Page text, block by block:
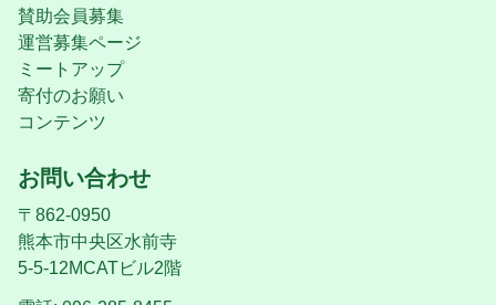
賛助会員募集
運営募集ページ
ミートアップ
寄付のお願い
コンテンツ
お問い合わせ
〒862-0950
熊本市中央区水前寺
5-5-12MCATビル2階